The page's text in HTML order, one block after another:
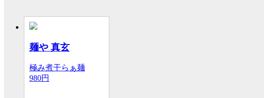
麺や 真玄
極み煮干らぁ麺
980円